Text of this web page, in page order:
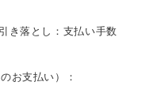
き落とし：支払い手数
お支払い）：